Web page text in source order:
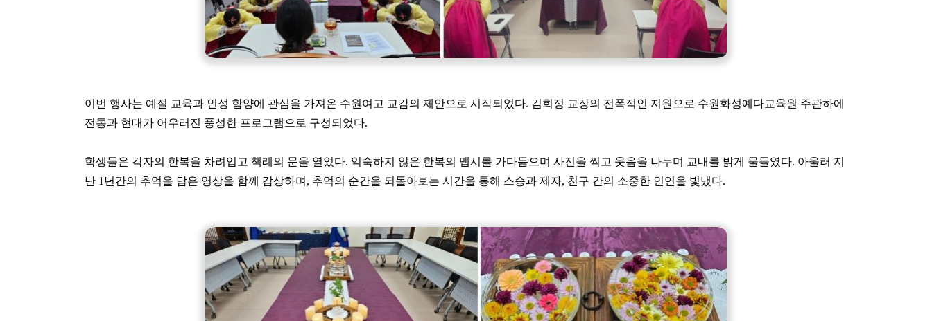
이번 행사는 예절 교육과 인성 함양에 관심을 가져온 수원여고 교감의 제안으로 시작되었다. 김희정 교장의 전폭적인 지원으로 수원화성예다교육원 주관하에
전통과 현대가 어우러진 풍성한 프로그램으로 구성되었다.
학생들은 각자의 한복을 차려입고 책례의 문을 열었다. 익숙하지 않은 한복의 맵시를 가다듬으며 사진을 찍고 웃음을 나누며 교내를 밝게 물들였다. 아울러 지
난 1년간의 추억을 담은 영상을 함께 감상하며, 추억의 순간을 되돌아보는 시간을 통해 스승과 제자, 친구 간의 소중한 인연을 빛냈다.